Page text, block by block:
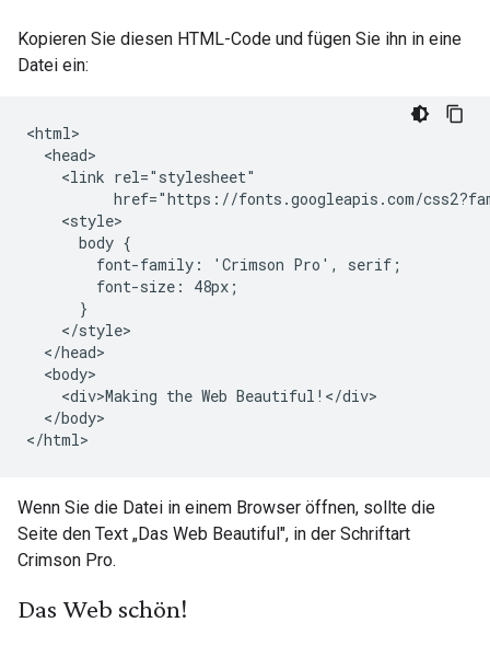
Kopieren Sie diesen HTML-Code und fügen Sie ihn in eine
Datei ein:
<html>
  <head>
    <link rel="stylesheet"
href="https://fonts.googleapis.com/
    <style>
      body {
        font-family: 'Crimson Pro', serif;
        font-size: 48px;
      }
    </style>
  </head>
  <body>
    <div>Making the Web Beautiful!</div>
  </body>
</html>
Wenn Sie die Datei in einem Browser öffnen, sollte die
Seite den Text „Das Web Beautiful", in der Schriftart
Crimson Pro.
Das Web schön!